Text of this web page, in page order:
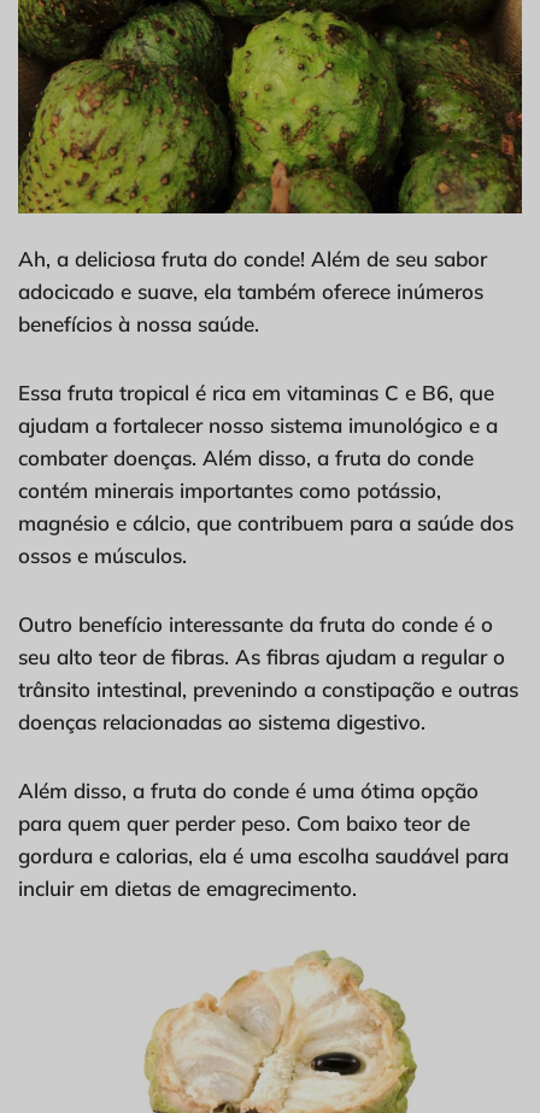
Ah, a deliciosa fruta do conde! Além de seu sabor
adocicado e suave, ela também oferece inúmeros
benefícios à nossa saúde.
Essa fruta tropical é rica em vitaminas C e B6, que
ajudam a fortalecer nosso sistema imunológico e a
combater doenças. Além disso, a fruta do conde
contém minerais importantes como potássio,
magnésio e cálcio, que contribuem para a saúde dos
ossos e músculos.
Outro benefício interessante da fruta do conde é o
seu alto teor de fibras. As fibras ajudam a regular o
trânsito intestinal, prevenindo a constipação e outras
doenças relacionadas ao sistema digestivo.
Além disso, a fruta do conde é uma ótima opção
para quem quer perder peso. Com baixo teor de
gordura e calorias, ela é uma escolha saudável para
incluir em dietas de emagrecimento.